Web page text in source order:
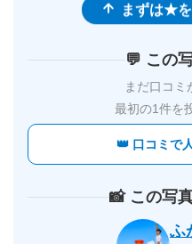
まずは★
💬 この
まだ口コミ
最初の1件を
👑 口コミで
📸 この写
ふ